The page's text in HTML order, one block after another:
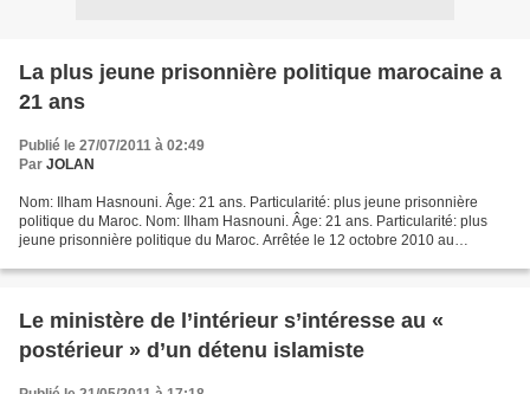
La plus jeune prisonnière politique marocaine a
21 ans
Publié le 27/07/2011 à 02:49
Par JOLAN
Nom: Ilham Hasnouni. Âge: 21 ans. Particularité: plus jeune prisonnière
politique du Maroc. Nom: Ilham Hasnouni. Âge: 21 ans. Particularité: plus
jeune prisonnière politique du Maroc. Arrêtée le 12 octobre 2010 au
Le ministère de l’intérieur s’intéresse au «
postérieur » d’un détenu islamiste